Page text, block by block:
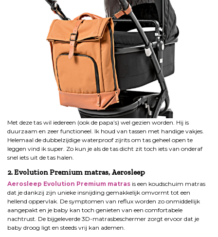
Met deze tas wil iedereen (ook de papa’s) wel gezien worden. Hij is
duurzaam en zeer functioneel. Ik houd van tassen met handige vakjes.
Helemaal de dubbelzijdige waterproof zijrits om tas geheel open te
leggen vind ik super. Zo kun je als de tas dicht zit toch iets van onderaf
snel iets uit de tas halen.
2. Evolution Premium matras, Aerosleep
Aerosleep Evolution Premium matras is een koudschuim matras
dat je dankzij zijn unieke insnijding gemakkelijk omvormt tot een
hellend oppervlak. De symptomen van reflux worden zo onmiddellijk
aangepakt en je baby kan toch genieten van een comfortabele
nachtrust. De bijgeleverde 3D-matrasbeschermer zorgt ervoor dat je
baby droog ligt en steeds vrij kan ademen.